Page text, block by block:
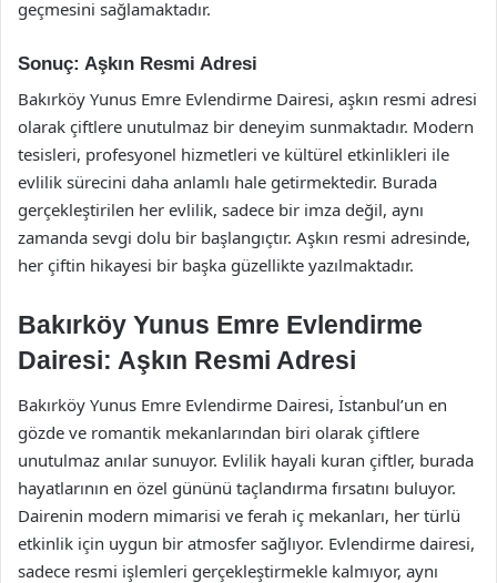
geçmesini sağlamaktadır.
Sonuç: Aşkın Resmi Adresi
Bakırköy Yunus Emre Evlendirme Dairesi, aşkın resmi adresi
olarak çiftlere unutulmaz bir deneyim sunmaktadır. Modern
tesisleri, profesyonel hizmetleri ve kültürel etkinlikleri ile
evlilik sürecini daha anlamlı hale getirmektedir. Burada
gerçekleştirilen her evlilik, sadece bir imza değil, aynı
zamanda sevgi dolu bir başlangıçtır. Aşkın resmi adresinde,
her çiftin hikayesi bir başka güzellikte yazılmaktadır.
Bakırköy Yunus Emre Evlendirme
Dairesi: Aşkın Resmi Adresi
Bakırköy Yunus Emre Evlendirme Dairesi, İstanbul’un en
gözde ve romantik mekanlarından biri olarak çiftlere
unutulmaz anılar sunuyor. Evlilik hayali kuran çiftler, burada
hayatlarının en özel gününü taçlandırma fırsatını buluyor.
Dairenin modern mimarisi ve ferah iç mekanları, her türlü
etkinlik için uygun bir atmosfer sağlıyor. Evlendirme dairesi,
sadece resmi işlemleri gerçekleştirmekle kalmıyor, aynı